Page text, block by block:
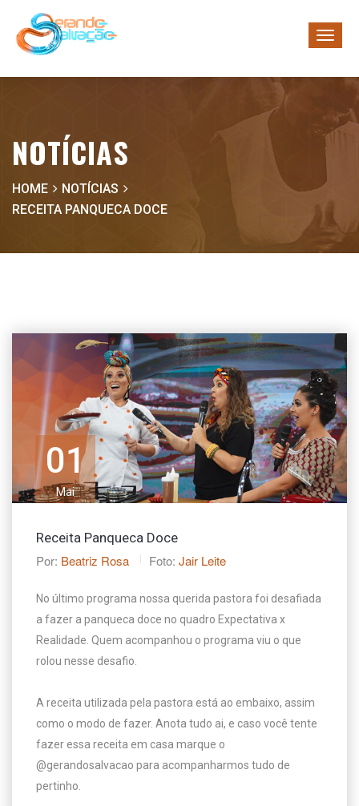
NOTÍCIAS
HOME
NOTÍCIAS
RECEITA PANQUECA DOCE
01
Mai
Receita Panqueca Doce
Por: Beatriz Rosa Foto: Jair Leite
No último programa nossa querida pastora foi desafiada
a fazer a panqueca doce no quadro Expectativa x
Realidade. Quem acompanhou o programa viu o que
rolou nesse desafio.
A receita utilizada pela pastora está ao embaixo, assim
como o modo de fazer. Anota tudo ai, e caso você tente
fazer essa receita em casa marque o
@gerandosalvacao para acompanharmos tudo de
pertinho.